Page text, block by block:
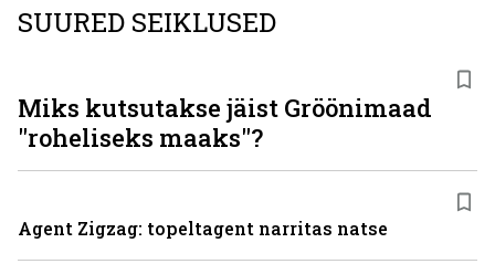
SUURED SEIKLUSED
Miks kutsutakse jäist Gröönimaad
"roheliseks maaks"?
Agent Zigzag: topeltagent narritas natse